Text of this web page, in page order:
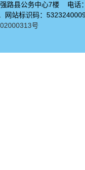
强路县公务中心7楼 电
网站标识码：
号